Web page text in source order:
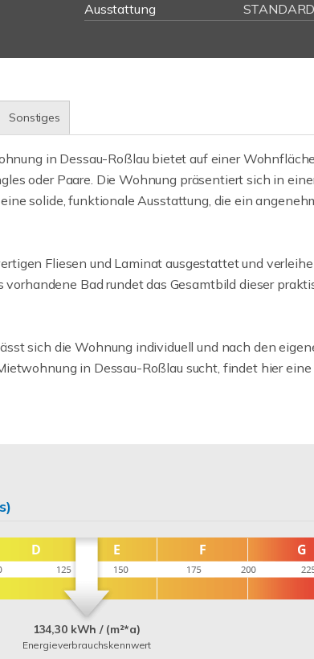
Ausstattung
STANDARD
Sonstiges
in Dessau-Roßlau bietet auf einer
oder Paare. Die Wohnung präsentiert sich in
solide, funktionale Ausstattung, die ein
Fliesen und Laminat ausgestattet und
Bad rundet das Gesamtbild dieser
sich die Wohnung individuell und nach den
in Dessau-Roßlau sucht, findet hier eine
134,30 kWh / (m²*a)
Energieverbrauchskennwert